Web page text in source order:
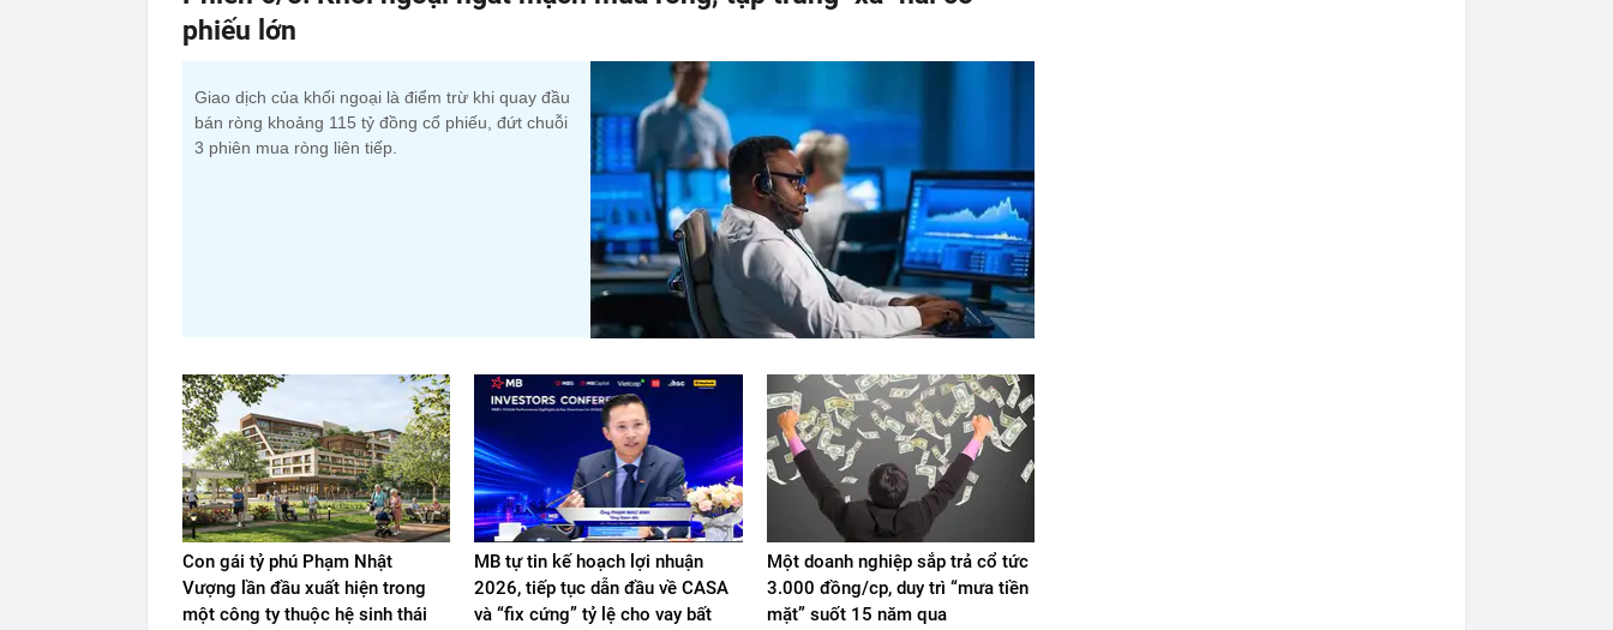
phiếu lớn
Giao dịch của khối ngoại là điểm trừ khi quay đầu
bán ròng khoảng 115 tỷ đồng cổ phiếu, đứt chuỗi
3 phiên mua ròng liên tiếp.
Con gái tỷ phú Phạm Nhật
Vượng lần đầu xuất hiện trong
một công ty thuộc hệ sinh thái
MB tự tin kế hoạch lợi nhuận
2026, tiếp tục dẫn đầu về CASA
và “fix cứng” tỷ lệ cho vay bất
Một doanh nghiệp sắp trả cổ tức
3.000 đồng/cp, duy trì “mưa tiền
mặt” suốt 15 năm qua